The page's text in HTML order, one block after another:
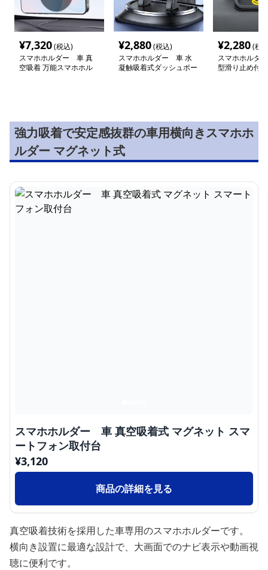
¥7,320(税込)
スマホホルダー 車 真
空吸着 万能スマホホル
¥2,880(税込)
スマホホルダー 車 水
凝触吸着式ダッシュボー
¥2,280(税
スマホホルダ
型滑り止め付
強力吸着で安定感抜群の車用横向きスマホホ
ルダー マグネット式
スマホホルダー 車 真空吸着式 マグネット スマ
ートフォン取付台
¥3,120
商品の詳細を見る
真空吸着技術を採用した車専用のスマホホルダーです。
横向き設置に最適な設計で、大画面でのナビ表示や動画視
聴に便利です。